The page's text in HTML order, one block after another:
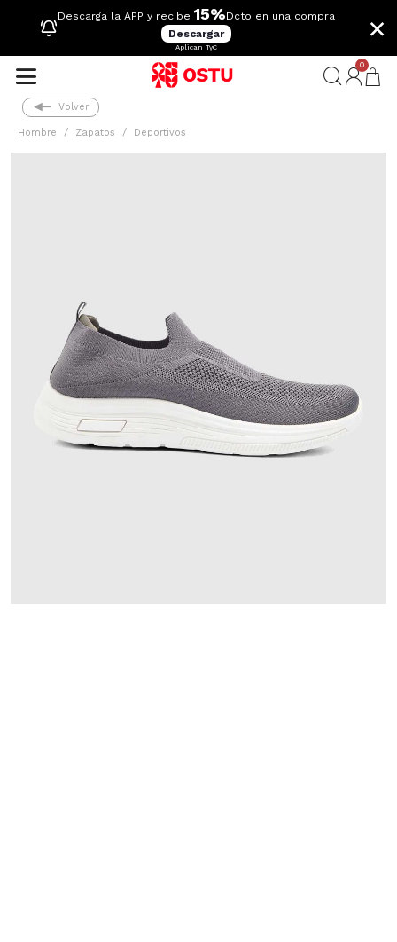
Descarga la APP y recibe 15%Dcto en una compra
Descargar
Aplican TyC
×
0
Volver
Hombre Zapatos Deportivos